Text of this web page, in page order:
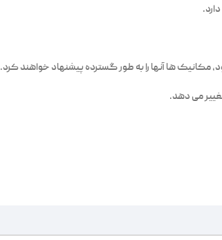
ها آنها را به طور گسترده پیشنهاد خواهند کرد.
می دهد.